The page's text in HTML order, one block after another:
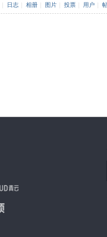
| 日志 | 相册 | 图片 | 投票 | 用户 |